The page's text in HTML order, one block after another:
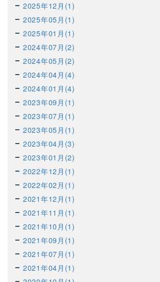
2025年12月(1)
2025年05月(1)
2025年01月(1)
2024年07月(2)
2024年05月(2)
2024年04月(4)
2024年01月(4)
2023年09月(1)
2023年07月(1)
2023年05月(1)
2023年04月(3)
2023年01月(2)
2022年12月(1)
2022年02月(1)
2021年12月(1)
2021年11月(1)
2021年10月(1)
2021年09月(1)
2021年07月(1)
2021年04月(1)